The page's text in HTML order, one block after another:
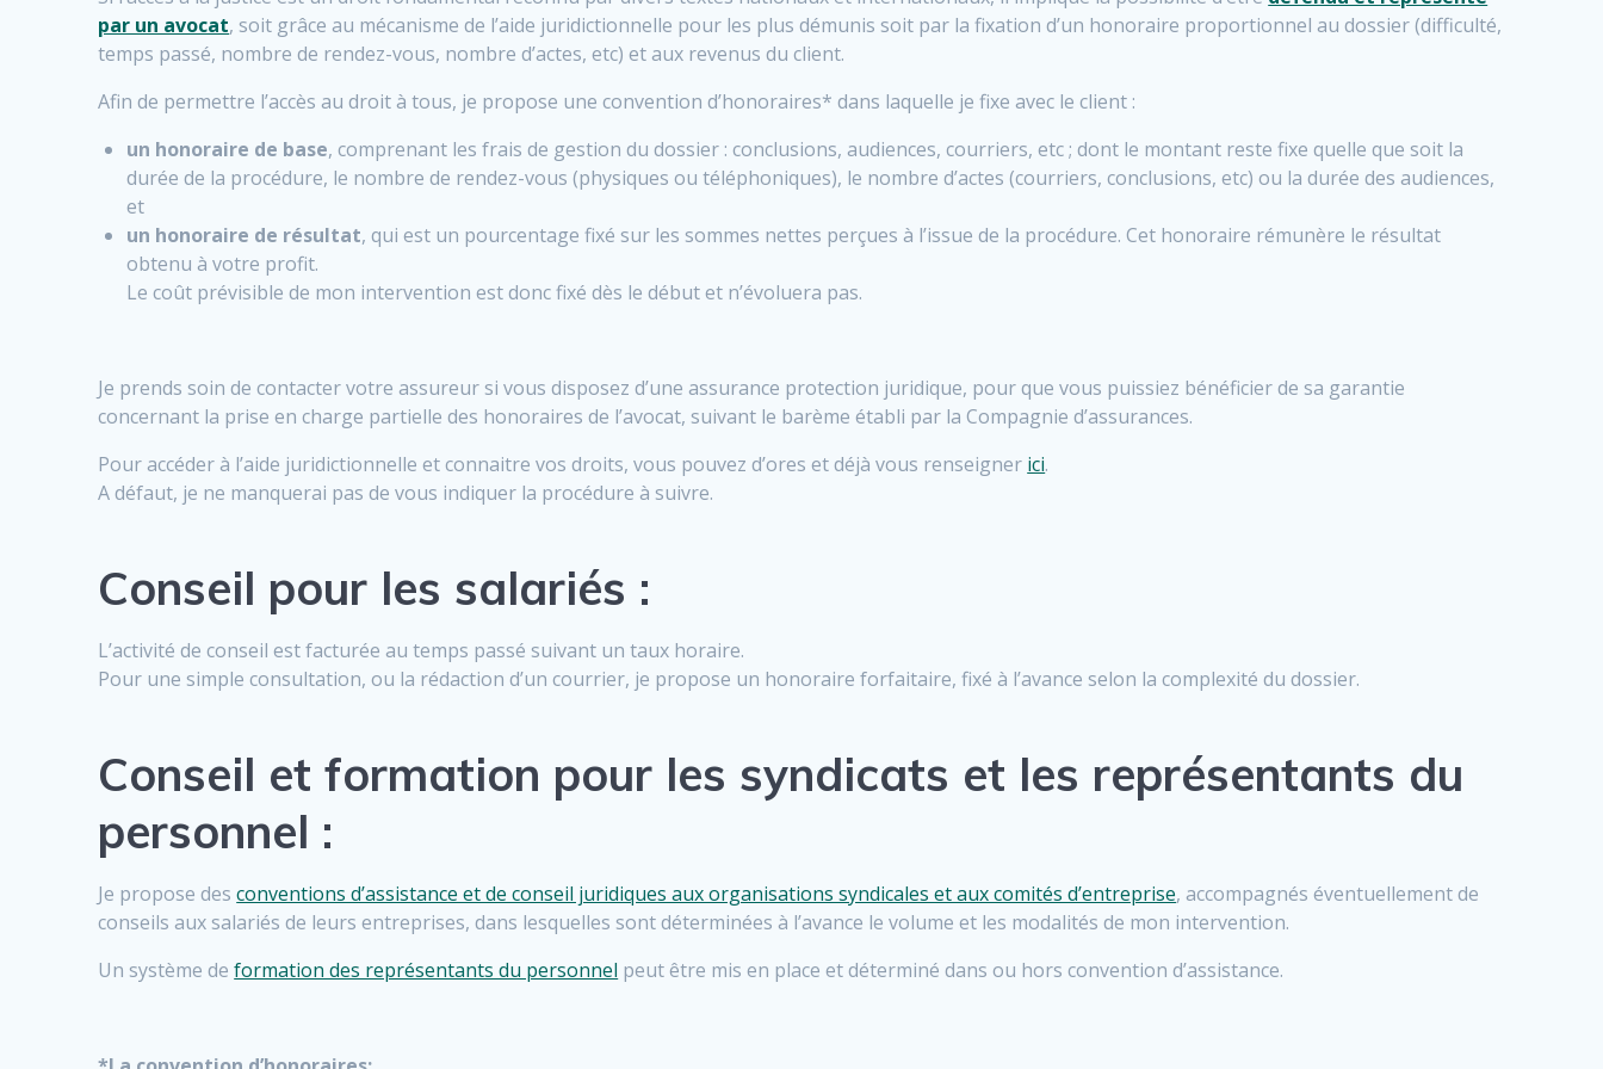
par un avocat, soit grâce au mécanisme de l’aide juridictionnelle pour les plus démunis soit par la fixation d’un honoraire proportionnel au dossier (difficulté,
temps passé, nombre de rendez-vous, nombre d’actes, etc) et aux revenus du client.
Afin de permettre l’accès au droit à tous, je propose une convention d’honoraires* dans laquelle je fixe avec le client :
un honoraire de base, comprenant les frais de gestion du dossier : conclusions, audiences, courriers, etc ; dont le montant reste fixe quelle que soit la
durée de la procédure, le nombre de rendez-vous (physiques ou téléphoniques), le nombre d’actes (courriers, conclusions, etc) ou la durée des audiences,
et
un honoraire de résultat, qui est un pourcentage fixé sur les sommes nettes perçues à l’issue de la procédure. Cet honoraire rémunère le résultat
obtenu à votre profit.
Le coût prévisible de mon intervention est donc fixé dès le début et n’évoluera pas.
Je prends soin de contacter votre assureur si vous disposez d’une assurance protection juridique, pour que vous puissiez bénéficier de sa garantie
concernant la prise en charge partielle des honoraires de l’avocat, suivant le barème établi par la Compagnie d’assurances.
Pour accéder à l’aide juridictionnelle et connaitre vos droits, vous pouvez d’ores et déjà vous renseigner ici.
A défaut, je ne manquerai pas de vous indiquer la procédure à suivre.
Conseil pour les salariés :
L’activité de conseil est facturée au temps passé suivant un taux horaire.
Pour une simple consultation, ou la rédaction d’un courrier, je propose un honoraire forfaitaire, fixé à l’avance selon la complexité du dossier.
Conseil et formation pour les syndicats et les représentants du
personnel :
Je propose desconventions d’assistance et de conseil juridiques aux organisations syndicales et aux comités d’entreprise, accompagnés éventuellement de
conseils aux salariés de leurs entreprises, dans lesquelles sont déterminées à l’avance le volume et les modalités de mon intervention.
Un système deformation des représentants du personnel peut être mis en place et déterminé dans ou hors convention d’assistance.